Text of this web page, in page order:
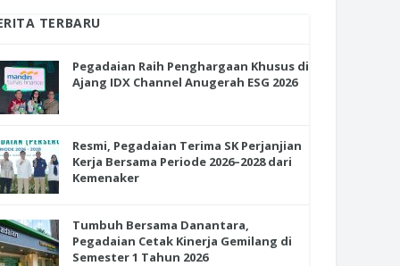
TERBARU
Pegadaian Raih Penghargaan Khusus di
Ajang IDX Channel Anugerah ESG 2026
Resmi, Pegadaian Terima SK Perjanjian
Kerja Bersama Periode 2026–2028 dari
Kemenaker
Tumbuh Bersama Danantara,
Pegadaian Cetak Kinerja Gemilang di
Semester 1 Tahun 2026